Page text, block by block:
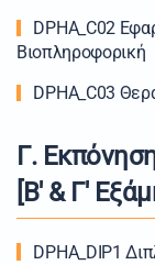
DPHA_C02
Βιοπληροφορική
DPHA_C03
Γ.
[Β' & Γ'
DPHA_DIP1